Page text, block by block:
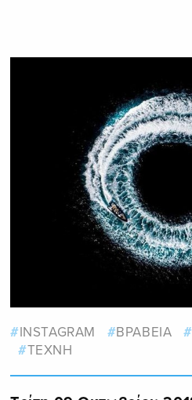
INSTAGRAM ΒΡΑΒΕΙΑ
ΤΕΧΝΗ